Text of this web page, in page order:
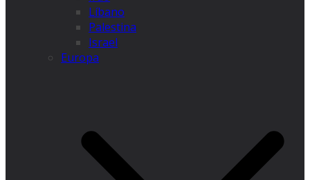
Líbano
Palestina
Israel
Europa